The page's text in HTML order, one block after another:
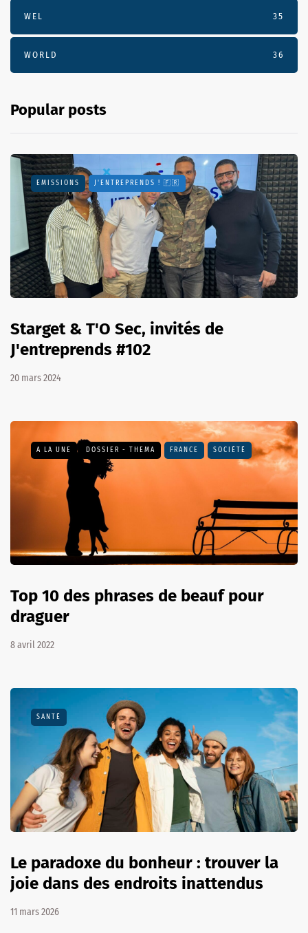
WEL 35
WORLD 36
Popular posts
EMISSIONS J'ENTREPRENDS ! 🇫🇷
Starget & T'O Sec, invités de
J'entreprends #102
20 mars 2024
A LA UNE DOSSIER - THEMA FRANCE SOCIÉTÉ
Top 10 des phrases de beauf pour
draguer
8 avril 2022
SANTÉ
Le paradoxe du bonheur : trouver la
joie dans des endroits inattendus
11 mars 2026